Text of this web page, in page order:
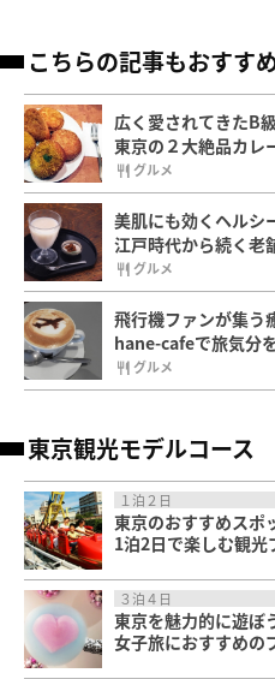
こちらの記事もおすす
広く愛されてきたB
東京の２大絶品カレ
グルメ
美肌にも効くヘルシ
江戸時代から続く老
グルメ
飛行機ファンが集う
hane-cafeで旅気分
グルメ
東京観光モデルコース
１泊２日
東京のおすすめスポ
1泊2日で楽しむ観光
３泊４日
東京を魅力的に遊ぼ
女子旅におすすめの